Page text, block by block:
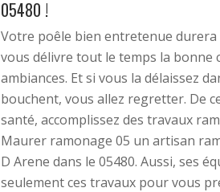
05480 !
Votre poêle bien entretenue durera
vous délivre tout le temps la bonne
ambiances. Et si vous la délaissez
bouchent, vous allez regretter. De
santé, accomplissez des travaux
Maurer ramonage 05 un artisan
D Arene dans le 05480. Aussi, ses
seulement ces travaux pour vous